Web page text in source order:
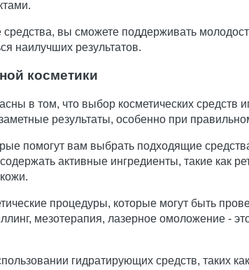
вы сможете поддерживать
наилучших результатов.
косметики
в том, что выбор косметических средств
результаты, особенно при
помогут вам выбрать подходящие
активные ингредиенты, такие как
процедуры, которые могут быть
мезотерапия, лазерное омоложение -
гидратирующих средств, таких